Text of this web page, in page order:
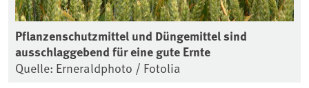
Pflanzenschutzmittel und Düngemittel sind
ausschlaggebend für eine gute Ernte
Quelle: Erneraldphoto / Fotolia